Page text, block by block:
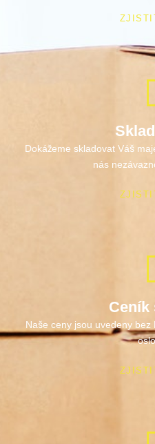
Dokážeme skladovat Váš
nás
Ceník
Naše ceny jsou uvedeny